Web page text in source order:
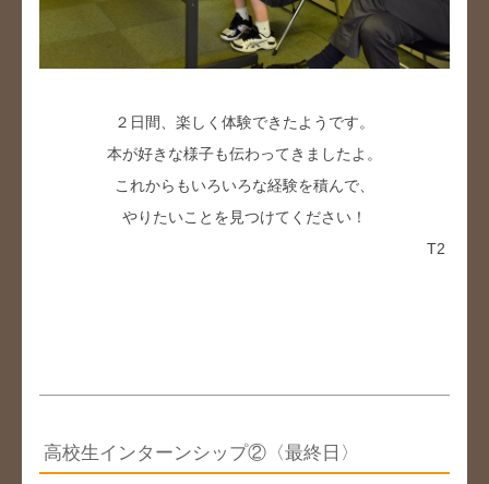
２日間、楽しく体験できたようです。
本が好きな様子も伝わってきましたよ。
これからもいろいろな経験を積んで、
やりたいことを見つけてください！
T2
高校生インターンシップ②〈最終日〉